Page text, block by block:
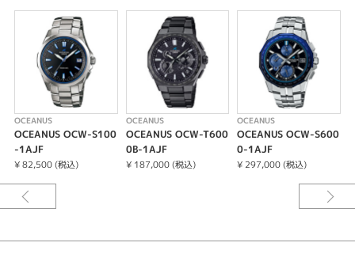
オシアナス
メンズ
腕時計
OCEANUS
ケース・ベゼル材質：チタン
無垢バンド
OCEANUS
OCEANUS OCW-S100
-1AJF
¥ 82,500 (税込)
OCEANUS
OCEANUS OCW-T600
0B-1AJF
¥ 187,000 (税込)
OCEANUS
OCEANUS OCW-S600
0-1AJF
¥ 297,000 (税込)